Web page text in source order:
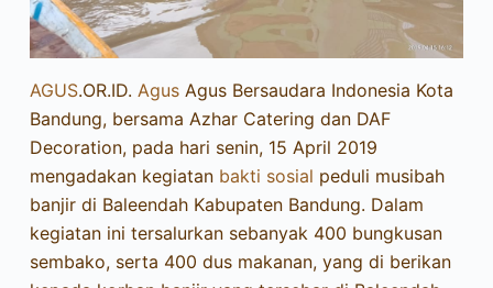
AGUS.OR.ID. AgusAgus Bersaudara Indonesia Kota
Bandung, bersama Azhar Catering dan DAF
Decoration, pada hari senin, 15 April 2019
mengadakan kegiatan bakti sosial peduli musibah
banjir di Baleendah Kabupaten Bandung. Dalam
kegiatan ini tersalurkan sebanyak 400 bungkusan
sembako, serta 400 dus makanan, yang di berikan